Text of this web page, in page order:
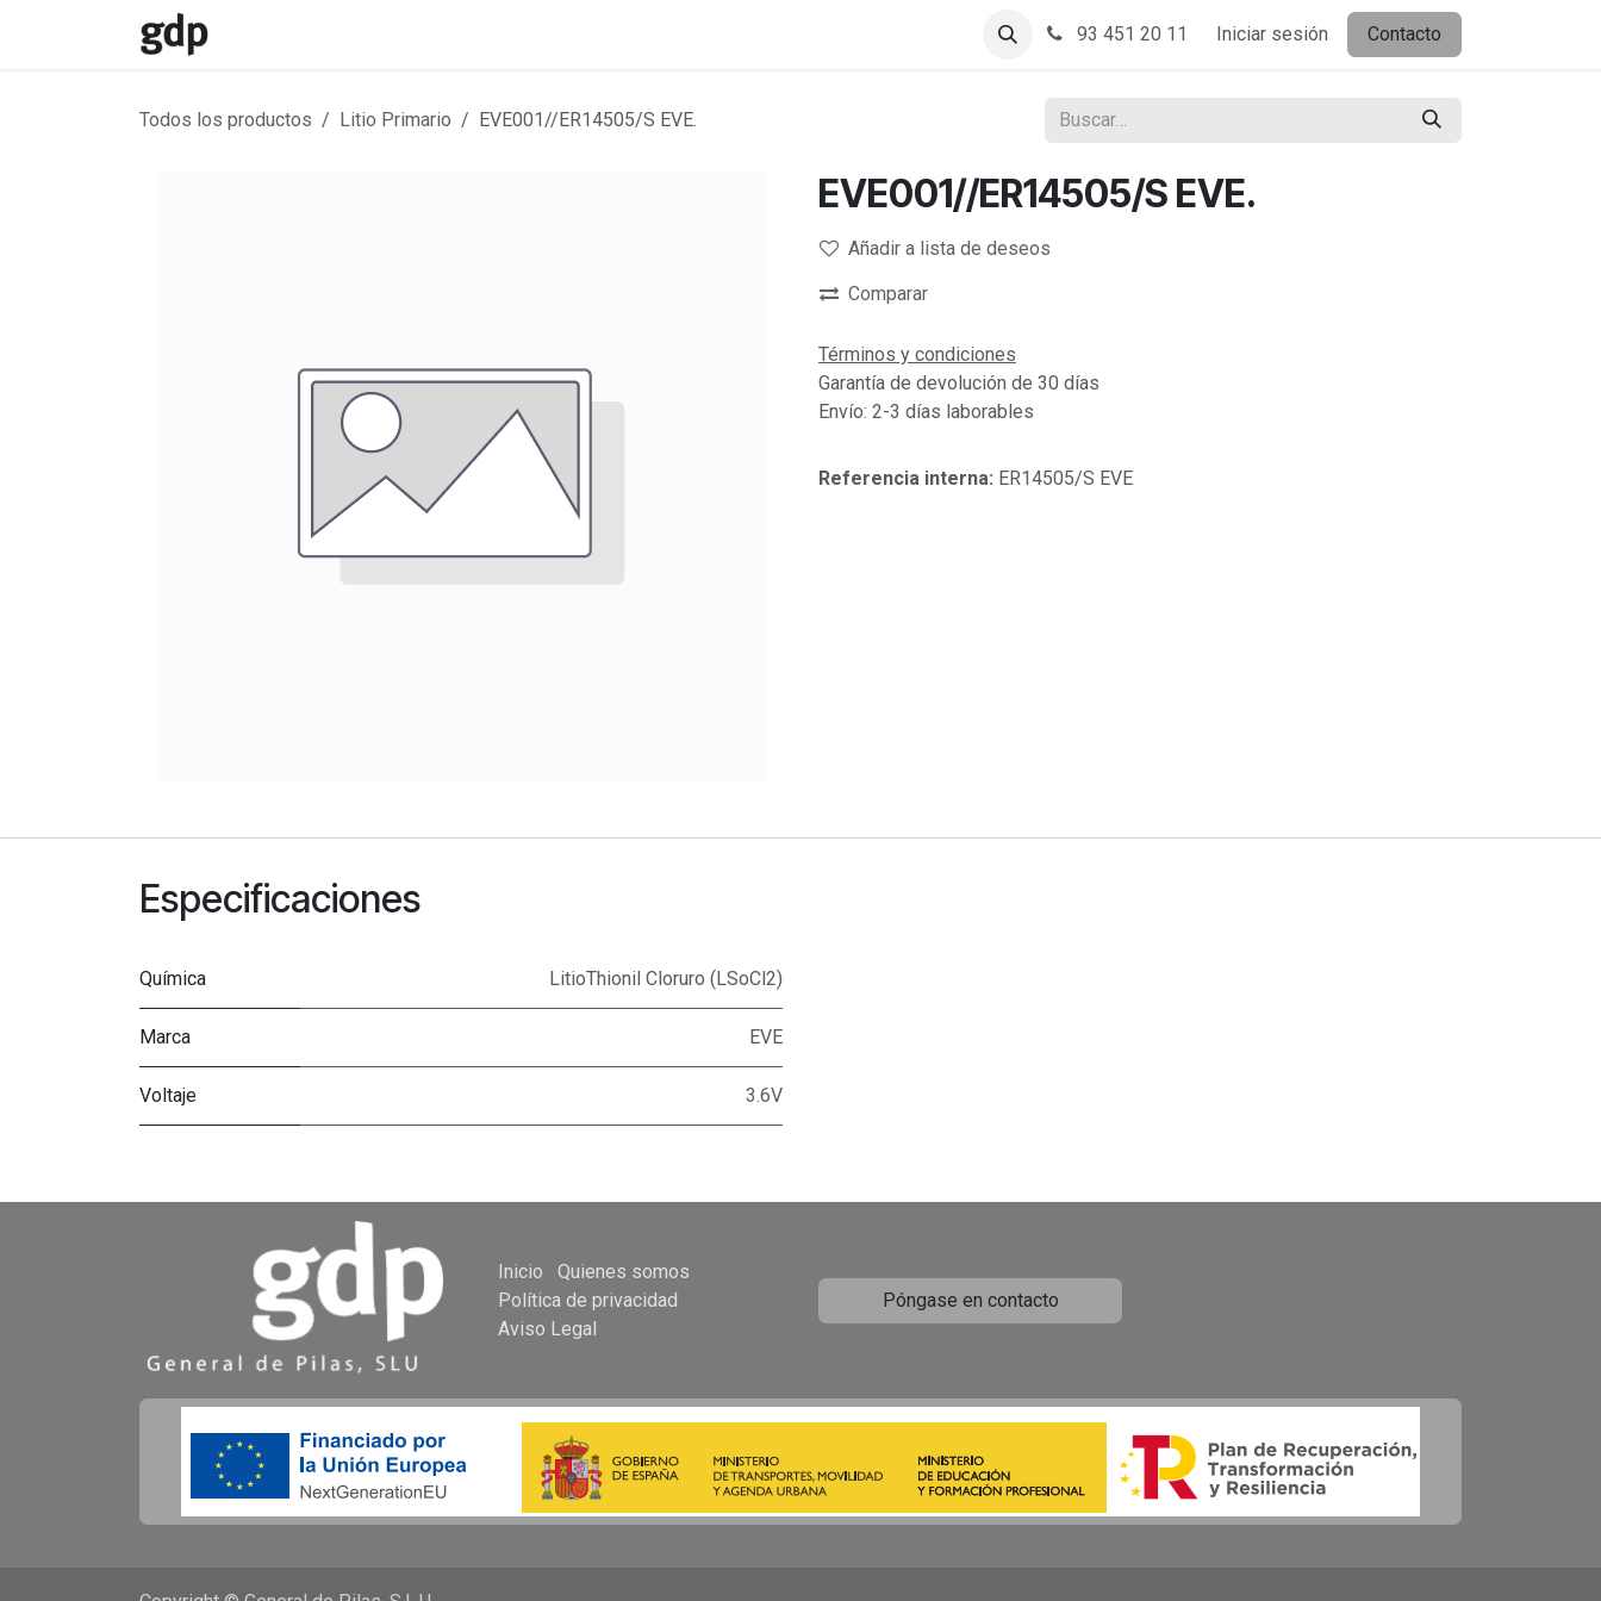
93 451 20 11 Iniciar sesión Contacto
Todos los productos Litio Primario EVE001//ER14505/S EVE.
EVE001//ER14505/S EVE.
Añadir a lista de deseos
Comparar
Términos y condiciones
Garantía de devolución de 30 días
Envío: 2-3 días laborables
Referencia interna: ER14505/S EVE
Especificaciones
Química LitioThionil Cloruro (LSoCl2)
Marca EVE
Voltaje 3.6V
Inicio
Quienes somos
Política de privacidad
Aviso Legal
Póngase en contacto